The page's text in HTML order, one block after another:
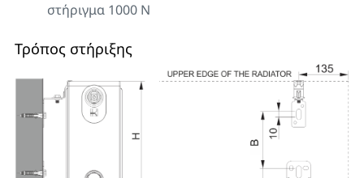
στήριγμα 1000 N
Τρόπος στήριξης